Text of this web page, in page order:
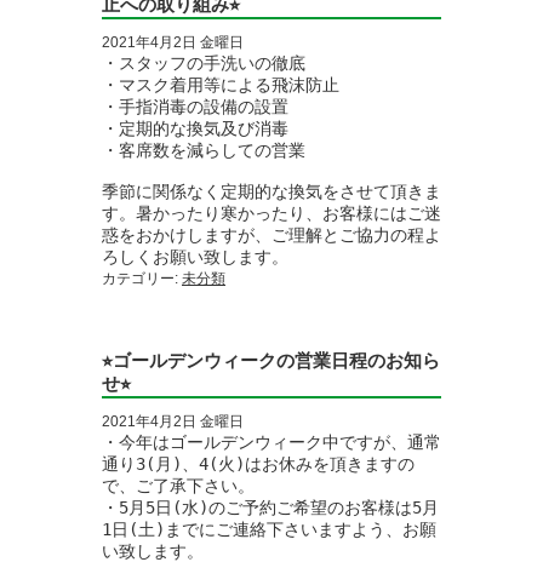
止への取り組み⭐︎
2021年4月2日 金曜日
・スタッフの手洗いの徹底
・マスク着用等による飛沫防止
・手指消毒の設備の設置
・定期的な換気及び消毒
・客席数を減らしての営業
季節に関係なく定期的な換気をさせて頂きま
す。暑かったり寒かったり、お客様にはご迷
惑をおかけしますが、ご理解とご協力の程よ
ろしくお願い致します。
カテゴリー: 未分類
⭐︎ゴールデンウィークの営業日程のお知ら
せ⭐︎
2021年4月2日 金曜日
・今年はゴールデンウィーク中ですが、通常
通り3(月)、4(火)はお休みを頂きますの
で、ご了承下さい。
・5月5日(水)のご予約ご希望のお客様は5月
1日(土)までにご連絡下さいますよう、お願
い致します。